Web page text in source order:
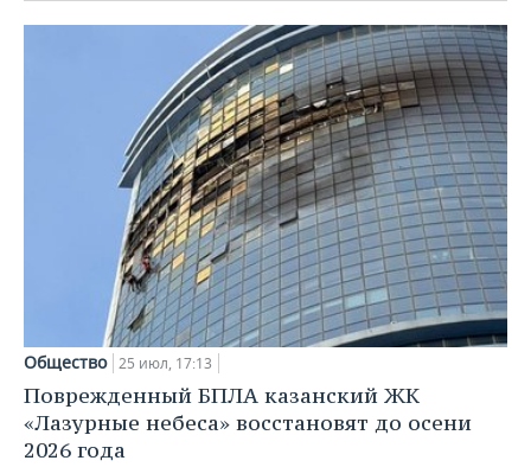
Общество 25 июл, 17:13
Поврежденный БПЛА казанский ЖК
«Лазурные небеса» восстановят до осени
2026 года